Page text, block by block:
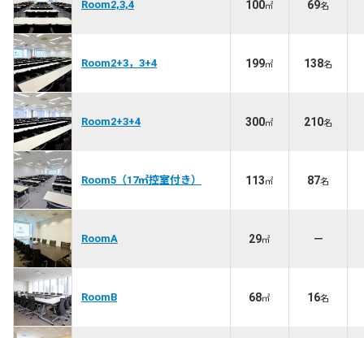
Room2,3,4 100㎡ 69名
Room2+3，3+4 199㎡ 138名
Room2+3+4 300㎡ 210名
Room5（17㎡控室付き） 113㎡ 87名
RoomA 29㎡ －
RoomB 68㎡ 16名